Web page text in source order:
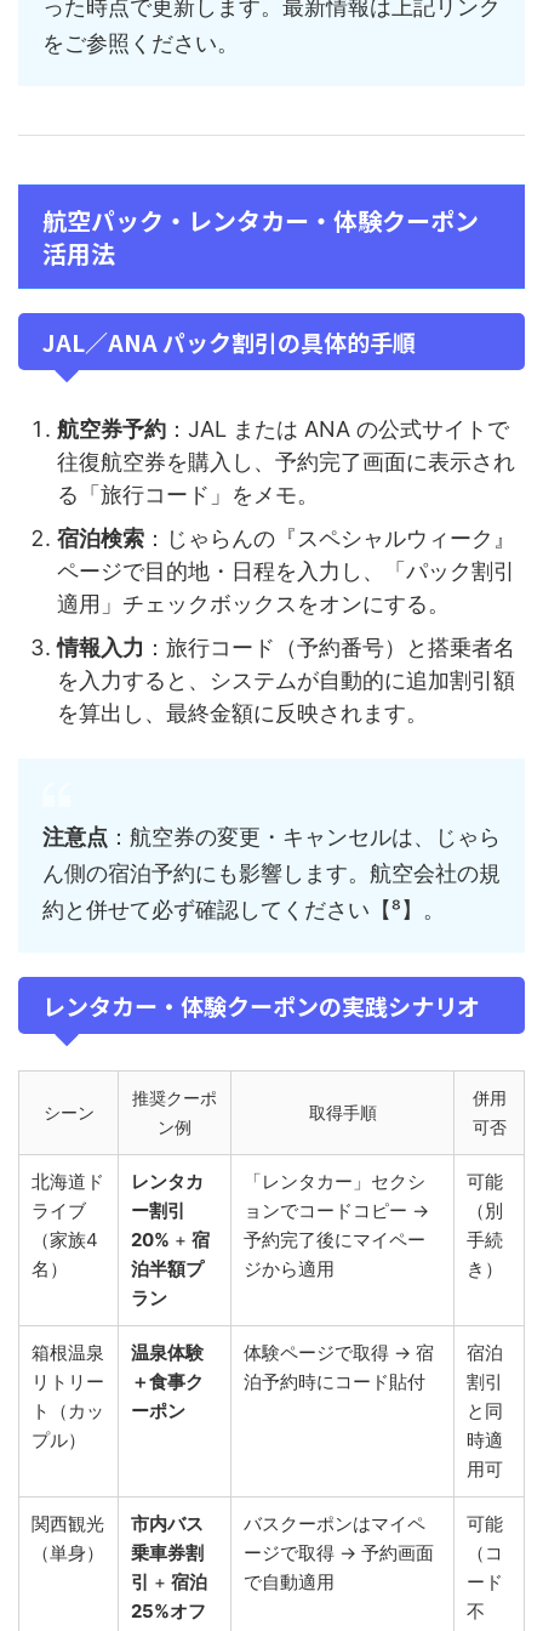
った時点で更新します。最新情報は上記リンク
をご参照ください。
航空パック・レンタカー・体験クーポン
活用法
JAL／ANA パック割引の具体的手順
航空券予約 ：JAL または ANA の公式サイトで
往復航空券を購入し、予約完了画面に表示され
る「旅行コード」をメモ。
宿泊検索 ：じゃらんの『スペシャルウィーク』
ページで目的地・日程を入力し、「パック割引
適用」チェックボックスをオンにする。
情報入力 ：旅行コード（予約番号）と搭乗者名
を入力すると、システムが自動的に追加割引額
を算出し、最終金額に反映されます。
注意点 ：航空券の変更・キャンセルは、じゃら
ん側の宿泊予約にも影響します。航空会社の規
約と併せて必ず確認してください【⁸】。
レンタカー・体験クーポンの実践シナリオ
シーン
推奨クーポ
ン例
取得手順
併用
可否
北海道ド
ライブ
（家族4
名）
レンタカ
ー割引
20% + 宿
泊半額プ
ラン
「レンタカー」セクシ
ョンでコードコピー →
予約完了後にマイペー
ジから適用
可能
（別
手続
き）
箱根温泉
リトリー
ト（カッ
プル）
温泉体験
＋食事ク
ーポン
体験ページで取得 → 宿
泊予約時にコード貼付
宿泊
割引
と同
時適
用可
関西観光
（単身）
市内バス
乗車券割
引 + 宿泊
25%オフ
バスクーポンはマイペ
ージで取得 → 予約画面
で自動適用
可能
（コ
ード
不